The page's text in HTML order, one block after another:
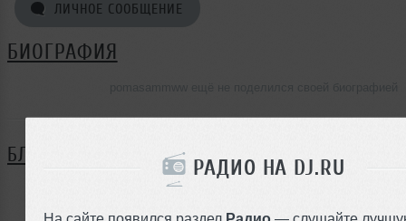
РАДИО НА DJ.RU
На сайте появился раздел Радио — слушайте
ЛИЧНОЕ СООБЩЕНИЕ
БИОГРАФИЯ
БЛОГ